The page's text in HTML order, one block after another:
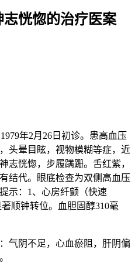
恍惚的治疗医案
年2月26日初诊。患高血压
头晕目眩，视物模糊等症，近
志恍惚，步履蹒跚。舌红紫，
结代。眼底检查为双侧高血压
示：1、心房纤颤（快速
顺钟转位。血胆固醇310毫
气阴不足，心血瘀阻，肝阴偏